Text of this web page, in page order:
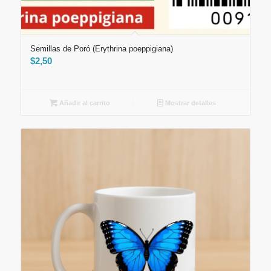
Semillas de Poró (Erythrina poeppigiana)
$2,50
Añadir al carrito Mostrar detalles